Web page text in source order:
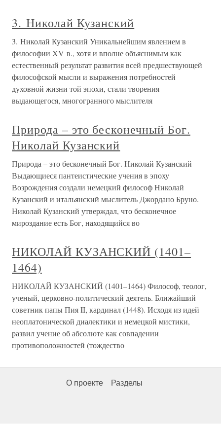
3. Николай Кузанский
3. Николай Кузанский Уникальнейшим явлением в
философии XV в., хотя и вполне объяснимым как
естественный результат развития всей предшествующей
философской мысли и выражения потребностей
духовной жизни той эпохи, стали творения
выдающегося, многогранного мыслителя
Природа – это бесконечный Бог.
Николай Кузанский
Природа – это бесконечный Бог. Николай Кузанский
Выдающиеся пантеистические учения в эпоху
Возрождения создали немецкий философ Николай
Кузанский и итальянский мыслитель Джордано Бруно.
Николай Кузанский утверждал, что бесконечное
мироздание есть Бог, находящийся во
НИКОЛАЙ КУЗАНСКИЙ (1401–
1464)
НИКОЛАЙ КУЗАНСКИЙ (1401–1464) Философ, теолог,
ученый, церковно-политический деятель. Ближайший
советник папы Пия II, кардинал (1448). Исходя из идей
неоплатонической диалектики и немецкой мистики,
развил учение об абсолюте как совпадении
противоположностей (тождество
О проекте Разделы